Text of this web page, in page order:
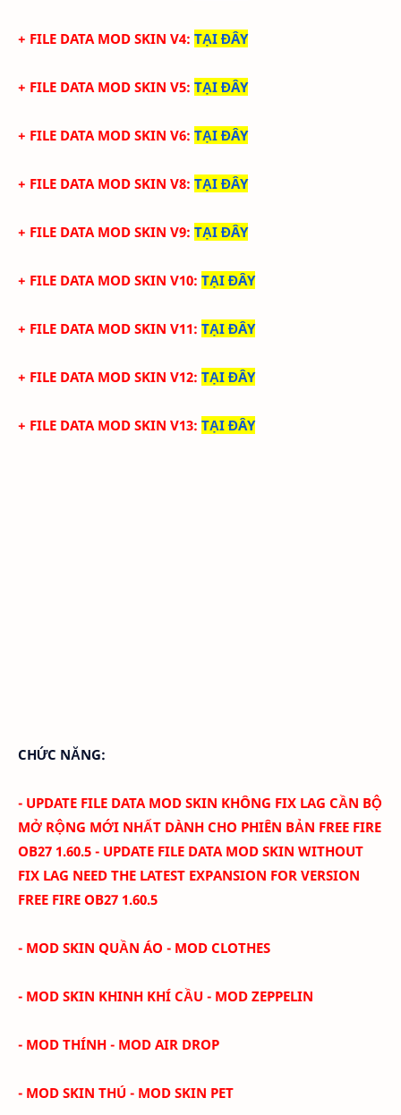
+ FILE DATA MOD SKIN V4: TẠI ĐÂY
+ FILE DATA MOD SKIN V5: TẠI ĐÂY
+ FILE DATA MOD SKIN V6: TẠI ĐÂY
+ FILE DATA MOD SKIN V8: TẠI ĐÂY
+ FILE DATA MOD SKIN V9: TẠI ĐÂY
+ FILE DATA MOD SKIN V10: TẠI ĐÂY
+ FILE DATA MOD SKIN V11: TẠI ĐÂY
+ FILE DATA MOD SKIN V12: TẠI ĐÂY
+ FILE DATA MOD SKIN V13: TẠI ĐÂY
CHỨC NĂNG:
- UPDATE FILE DATA MOD SKIN KHÔNG FIX LAG CẦN BỘ
MỞ RỘNG MỚI NHẤT DÀNH CHO PHIÊN BẢN FREE FIRE
OB27 1.60.5 - UPDATE FILE DATA MOD SKIN WITHOUT
FIX LAG NEED THE LATEST EXPANSION FOR VERSION
FREE FIRE OB27 1.60.5
- MOD SKIN QUẦN ÁO - MOD CLOTHES
- MOD SKIN KHINH KHÍ CẦU - MOD ZEPPELIN
- MOD THÍNH - MOD AIR DROP
- MOD SKIN THÚ - MOD SKIN PET